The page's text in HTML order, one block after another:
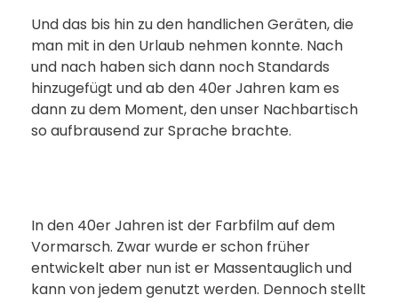
Und das bis hin zu den handlichen Geräten, die
man mit in den Urlaub nehmen konnte. Nach
und nach haben sich dann noch Standards
hinzugefügt und ab den 40er Jahren kam es
dann zu dem Moment, den unser Nachbartisch
so aufbrausend zur Sprache brachte.
In den 40er Jahren ist der Farbfilm auf dem
Vormarsch. Zwar wurde er schon früher
entwickelt aber nun ist er Massentauglich und
kann von jedem genutzt werden. Dennoch stellt